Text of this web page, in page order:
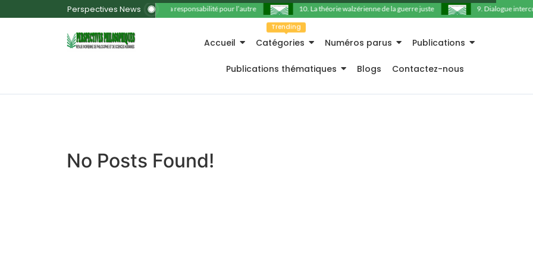
Perspectives News 11. La responsabilité pour l’autre 10. La théorie walzérienne de la guerre juste 9. Dialogue
Accueil Catégories
Trending
Numéros parus Publications
Publications thématiques Blogs Contactez-nous
No Posts Found!